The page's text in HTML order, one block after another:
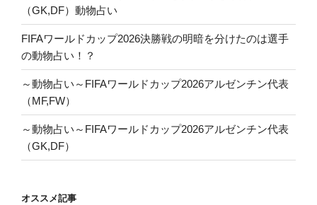
（GK,DF）動物占い
FIFAワールドカップ2026決勝戦の明暗を分けたのは選手
の動物占い！？
～動物占い～FIFAワールドカップ2026アルゼンチン代表
（MF,FW）
～動物占い～FIFAワールドカップ2026アルゼンチン代表
（GK,DF）
オススメ記事